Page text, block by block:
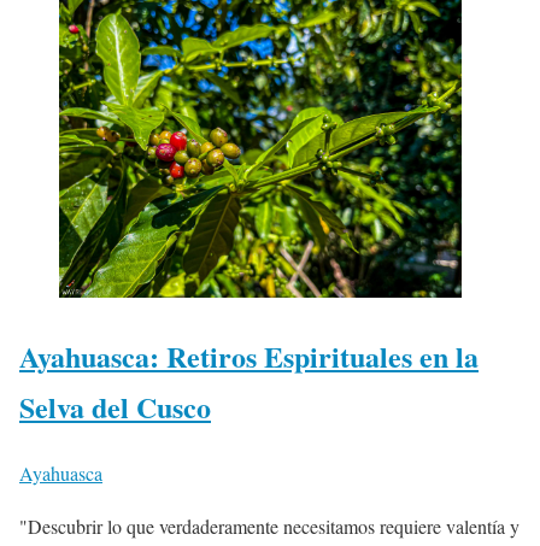
Ayahuasca: Retiros Espirituales en la
Selva del Cusco
Ayahuasca
"Descubrir lo que verdaderamente necesitamos requiere valentía y